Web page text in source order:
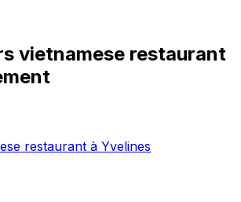
vietnamese restaurant
restaurant à Yvelines